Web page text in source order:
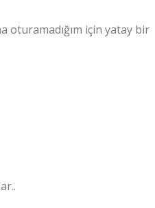
oturamadığım için yatay bir